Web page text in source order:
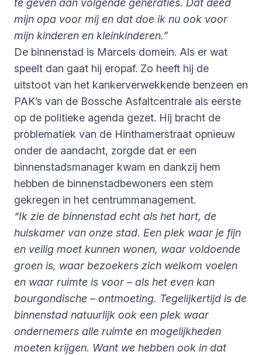
te geven aan volgende generaties. Dat deed
mijn opa voor mij en dat doe ik nu ook voor
mijn kinderen en kleinkinderen.”
De binnenstad is Marcels domein. Als er wat
speelt dan gaat hij eropaf. Zo heeft hij de
uitstoot van het kankerverwekkende benzeen en
PAK’s van de Bossche Asfaltcentrale als eerste
op de politieke agenda gezet. Hij bracht de
problematiek van de Hinthamerstraat opnieuw
onder de aandacht, zorgde dat er een
binnenstadsmanager kwam en dankzij hem
hebben de binnenstadbewoners een stem
gekregen in het centrummanagement.
“Ik zie de binnenstad echt als het hart, de
huiskamer van onze stad. Een plek waar je fijn
en veilig moet kunnen wonen, waar voldoende
groen is, waar bezoekers zich welkom voelen
en waar ruimte is voor – als het even kan
bourgondische – ontmoeting. Tegelijkertijd is de
binnenstad natuurlijk ook een plek waar
ondernemers alle ruimte en mogelijkheden
moeten krijgen. Want we hebben ook in dat